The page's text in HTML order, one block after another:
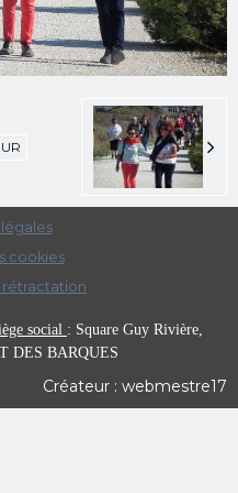
cookies
social : Square Guy Rivière,
DES BARQUES
Créateur : webmestre17